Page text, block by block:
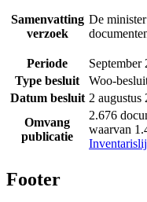
Samenvatting
verzoek
De
Periode
September
Type besluit
Woo-
Datum besluit 2 augustus
Omvang
publicatie
2.676
waarvan
Footer